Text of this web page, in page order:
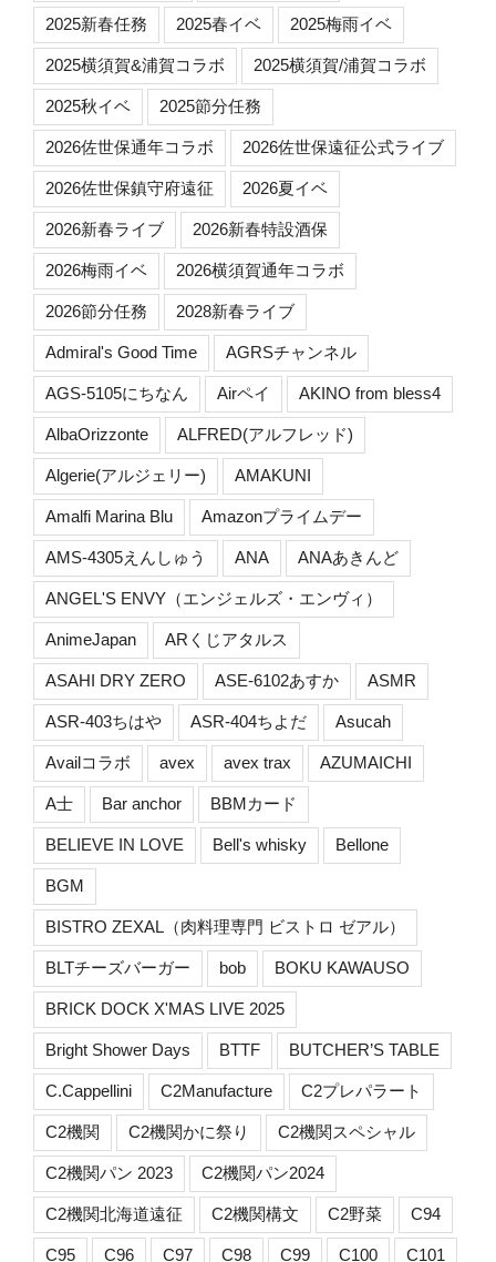
2025新春任務 2025春イベ 2025梅雨イベ
2025横須賀&浦賀コラボ 2025横須賀/浦賀コラボ
2025秋イベ 2025節分任務
2026佐世保通年コラボ 2026佐世保遠征公式ライブ
2026佐世保鎮守府遠征 2026夏イベ
2026新春ライブ 2026新春特設酒保
2026梅雨イベ 2026横須賀通年コラボ
2026節分任務 2028新春ライブ
Admiral's Good Time AGRSチャンネル
AGS-5105にちなん Airペイ AKINO from bless4
AlbaOrizzonte ALFRED(アルフレッド)
Algerie(アルジェリー) AMAKUNI
Amalfi Marina Blu Amazonプライムデー
AMS-4305えんしゅう ANA ANAあきんど
ANGEL'S ENVY（エンジェルズ・エンヴィ）
AnimeJapan ARくじアタルス
ASAHI DRY ZERO ASE-6102あすか ASMR
ASR-403ちはや ASR-404ちよだ Asucah
Availコラボ avex avex trax AZUMAICHI
A士 Bar anchor BBMカード
BELIEVE IN LOVE Bell's whisky Bellone
BGM
BISTRO ZEXAL（肉料理専門 ビストロ ゼアル）
BLTチーズバーガー bob BOKU KAWAUSO
BRICK DOCK X'MAS LIVE 2025
Bright Shower Days BTTF BUTCHER’S TABLE
C.Cappellini C2Manufacture C2プレパラート
C2機関 C2機関かに祭り C2機関スペシャル
C2機関パン 2023 C2機関パン2024
C2機関北海道遠征 C2機関構文 C2野菜 C94
C95 C96 C97 C98 C99 C100 C101